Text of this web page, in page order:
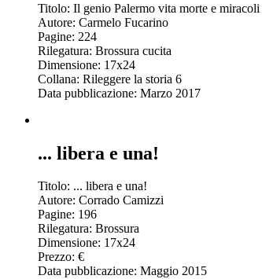
Titolo: Il genio Palermo vita morte e
Autore: Carmelo Fucarino
Pagine: 224
Rilegatura: Brossura cucita
Dimensione: 17x24
Collana: Rileggere la storia 6
Data pubblicazione: Marzo 2017
... libera e una!
Titolo: ... libera e una!
Autore: Corrado Camizzi
Pagine: 196
Rilegatura: Brossura
Dimensione: 17x24
Prezzo: €
Data pubblicazione: Maggio 2015